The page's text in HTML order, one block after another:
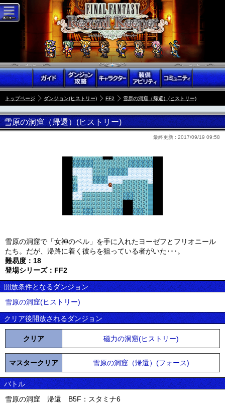
トップページ ダンジョン(ヒストリー) FF2 雪原の洞窟（帰還）(ヒストリー)
雪原の洞窟（帰還）(ヒストリー)
最終更新 : 2017/09/19 09:58
雪原の洞窟で「女神のベル」を手に入れたヨーゼフとフリオニール
たち。だが、帰路に着く彼らを狙っている者がいた･･･。
難易度：18
登場シリーズ：FF2
開放条件となるダンジョン
雪原の洞窟(ヒストリー)
クリア後開放されるダンジョン
クリア 磁力の洞窟(ヒストリー)
マスタークリア 雪原の洞窟（帰還）(フォース)
バトル
雪原の洞窟 帰還 B5F：スタミナ6